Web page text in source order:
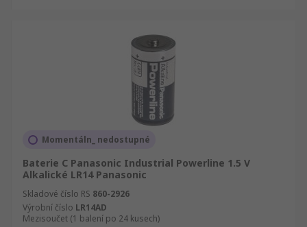
Momentáln_ nedostupné
Baterie C Panasonic Industrial Powerline 1.5 V
Alkalické LR14 Panasonic
Skladové číslo RS 860-2926
Výrobní číslo LR14AD
Mezisoučet (1 balení po 24 kusech)